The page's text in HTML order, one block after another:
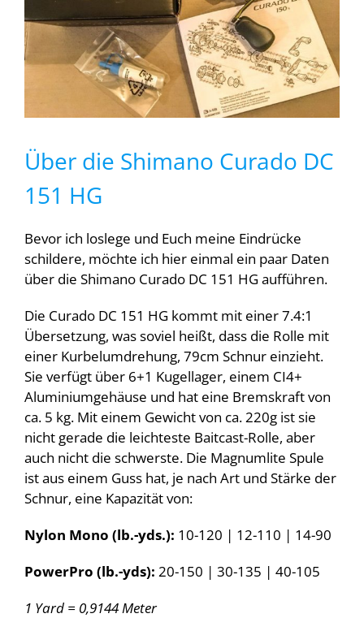
Über die Shimano Curado DC
151 HG
Bevor ich loslege und Euch meine Eindrücke
schildere, möchte ich hier einmal ein paar Daten
über die Shimano Curado DC 151 HG aufführen.
Die Curado DC 151 HG kommt mit einer 7.4:1
Übersetzung, was soviel heißt, dass die Rolle mit
einer Kurbelumdrehung, 79cm Schnur einzieht.
Sie verfügt über 6+1 Kugellager, einem CI4+
Aluminiumgehäuse und hat eine Bremskraft von
ca. 5 kg. Mit einem Gewicht von ca. 220g ist sie
nicht gerade die leichteste Baitcast-Rolle, aber
auch nicht die schwerste. Die Magnumlite Spule
ist aus einem Guss hat, je nach Art und Stärke der
Schnur, eine Kapazität von:
Nylon Mono (lb.-yds.): 10-120 | 12-110 | 14-90
PowerPro (lb.-yds): 20-150 | 30-135 | 40-105
1 Yard = 0,9144 Meter